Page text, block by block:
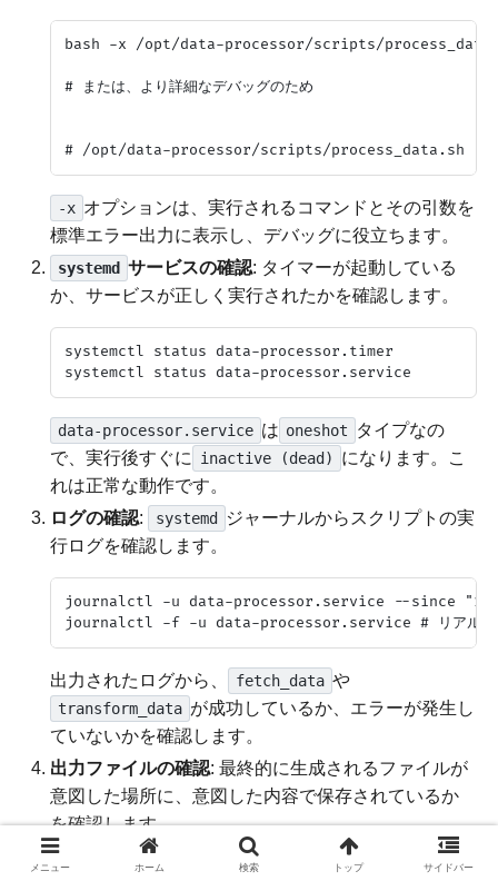
bash -x /opt/data-processor/scripts/
# または、より詳細なデバッグのため
-x オプションは、実行されるコマンドとその引数を
標準エラー出力に表示し、デバッグに役立ちます。
systemd サービスの確認: タイマーが起動している
か、サービスが正しく実行されたかを確認します。
systemctl status data-processor.timer
data-processor.service は oneshot
タイプなの
で、実行後すぐに
inactive (dead)
になります。こ
れは正常な動作です。
ログの確認: systemd
ジャーナルからスクリプトの実
行ログを確認します。
journalctl -u data-processor.service --since "1
出力されたログから、 fetch_data や
transform_data が成功しているか、エラーが発生し
ていないかを確認します。
出力ファイルの確認: 最終的に生成されるファイルが
意図した場所に、意図した内容で保存されているか
を確認します。
メニュー ホーム 検索 トップ サイドバー